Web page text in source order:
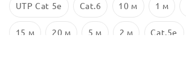
UTP Cat 5e Cat.6 10 м 1 м
15 м 20 м 5 м 2 м Cat.5e